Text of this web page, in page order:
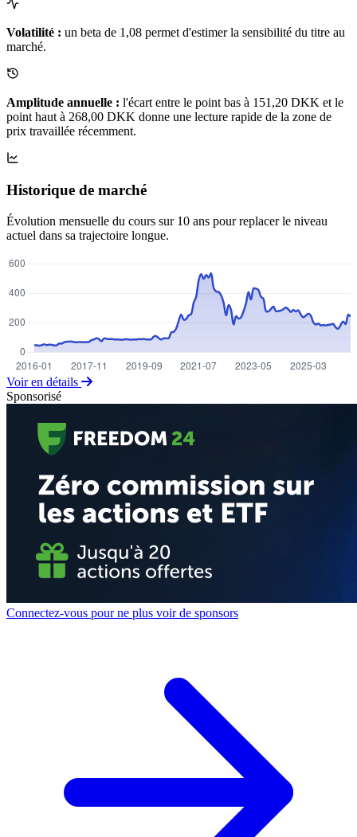
Volatilité : un beta de 1,08 permet d'estimer la sensibilité du titre au
marché.
Amplitude annuelle : l'écart entre le point bas à 151,20 DKK et le
point haut à 268,00 DKK donne une lecture rapide de la zone de
prix travaillée récemment.
Historique de marché
Évolution mensuelle du cours sur 10 ans pour replacer le niveau
actuel dans sa trajectoire longue.
Voir en détails
Sponsorisé
Connectez-vous pour ne plus voir de sponsors